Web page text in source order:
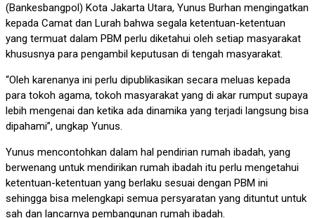
(Bankesbangpol) Kota Jakarta Utara, Yunus Burhan mengingatkan
kepada Camat dan Lurah bahwa segala ketentuan-ketentuan
yang termuat dalam PBM perlu diketahui oleh setiap masyarakat
khususnya para pengambil keputusan di tengah masyarakat.
“Oleh karenanya ini perlu dipublikasikan secara meluas kepada
para tokoh agama, tokoh masyarakat yang di akar rumput supaya
lebih mengenai dan ketika ada dinamika yang terjadi langsung bisa
dipahami”, ungkap Yunus.
Yunus mencontohkan dalam hal pendirian rumah ibadah, yang
berwenang untuk mendirikan rumah ibadah itu perlu mengetahui
ketentuan-ketentuan yang berlaku sesuai dengan PBM ini
sehingga bisa melengkapi semua persyaratan yang dituntut untuk
sah dan lancarnya pembangunan rumah ibadah.